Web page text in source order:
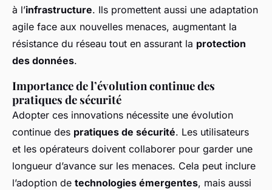
à l’infrastructure. Ils promettent aussi une adaptation
agile face aux nouvelles menaces, augmentant la
résistance du réseau tout en assurant la protection
des données.
Importance de l’évolution continue des
pratiques de sécurité
Adopter ces innovations nécessite une évolution
continue des pratiques de sécurité. Les utilisateurs
et les opérateurs doivent collaborer pour garder une
longueur d’avance sur les menaces. Cela peut inclure
l’adoption de technologies émergentes, mais aussi